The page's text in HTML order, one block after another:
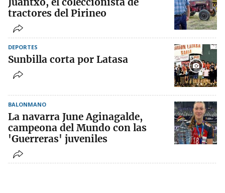
tractores del Pirineo
DEPORTES
Sunbilla corta por Latasa
BALONMANO
La navarra June Aginagalde,
campeona del Mundo con las
'Guerreras' juveniles